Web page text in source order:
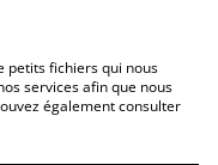
petits fichiers qui nous
services afin que nous
également consulter